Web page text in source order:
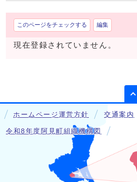
このページをチェックする 編集
現在登録されていません。
ホームページ運営方針 交通案内
令和8年度阿見町組織機構図